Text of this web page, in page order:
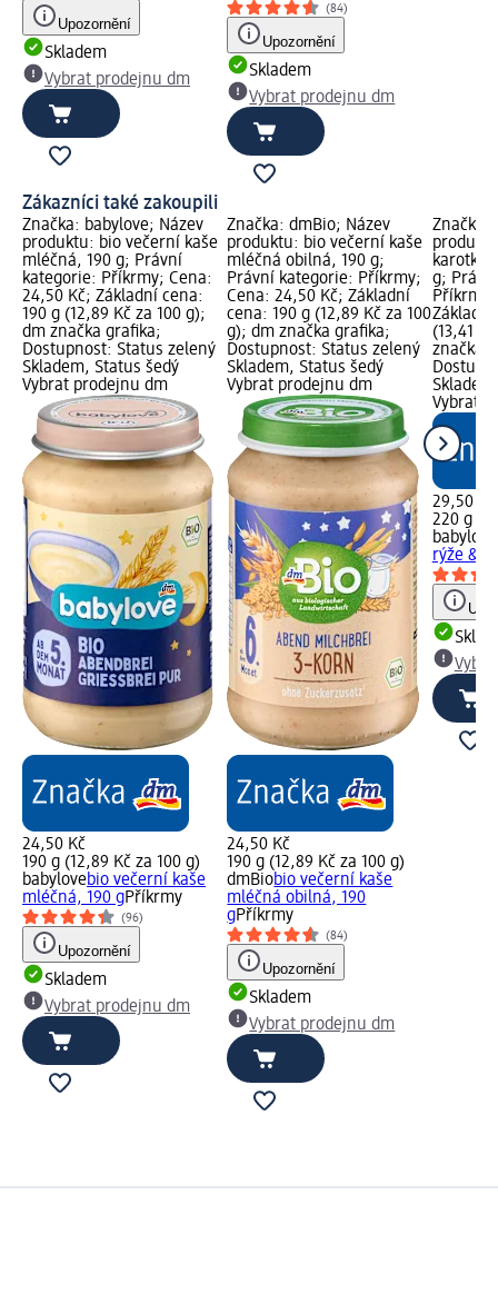
Upozornění
Skladem
Vybrat prodejnu dm
(84)
Upozornění
Skladem
Vybrat prodejnu dm
Zákazníci také zakoupili
Značka: babylove; Název
produktu: bio večerní kaše
mléčná, 190 g; Právní
kategorie: Příkrmy; Cena:
24,50 Kč; Základní cena:
190 g (12,89 Kč za 100 g);
dm značka grafika;
Dostupnost: Status zelený
Skladem, Status šedý
Vybrat prodejnu dm
24,50 Kč
190 g (12,89 Kč za 100 g)
babylovebio večerní kaše
mléčná, 190 gPříkrmy
(96)
Upozornění
Skladem
Vybrat prodejnu dm
Značka: dmBio; Název
produktu: bio večerní kaše
mléčná obilná, 190 g;
Právní kategorie: Příkrmy;
Cena: 24,50 Kč; Základní
cena: 190 g (12,89 Kč za 100
g); dm značka grafika;
Dostupnost: Status zelený
Skladem, Status šedý
Vybrat prodejnu dm
24,50 Kč
190 g (12,89 Kč za 100 g)
dmBiobio večerní kaše
mléčná obilná, 190
gPříkrmy
(84)
Upozornění
Skladem
Vybrat prodejnu dm
Značka:
karotka,
g;
(13,41
značka
Vybrat
29,50 Kč
220 g
babylove
rýže &